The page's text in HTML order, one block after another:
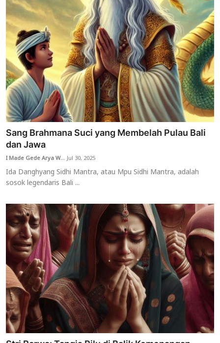
Sang Brahmana Suci yang Membelah Pulau Bali
dan Jawa
I Made Gede Arya W...Jul 30, 2025
Ida Danghyang Sidhi Mantra, atau Mpu Sidhi Mantra, adalah
sosok legendaris Bali ...